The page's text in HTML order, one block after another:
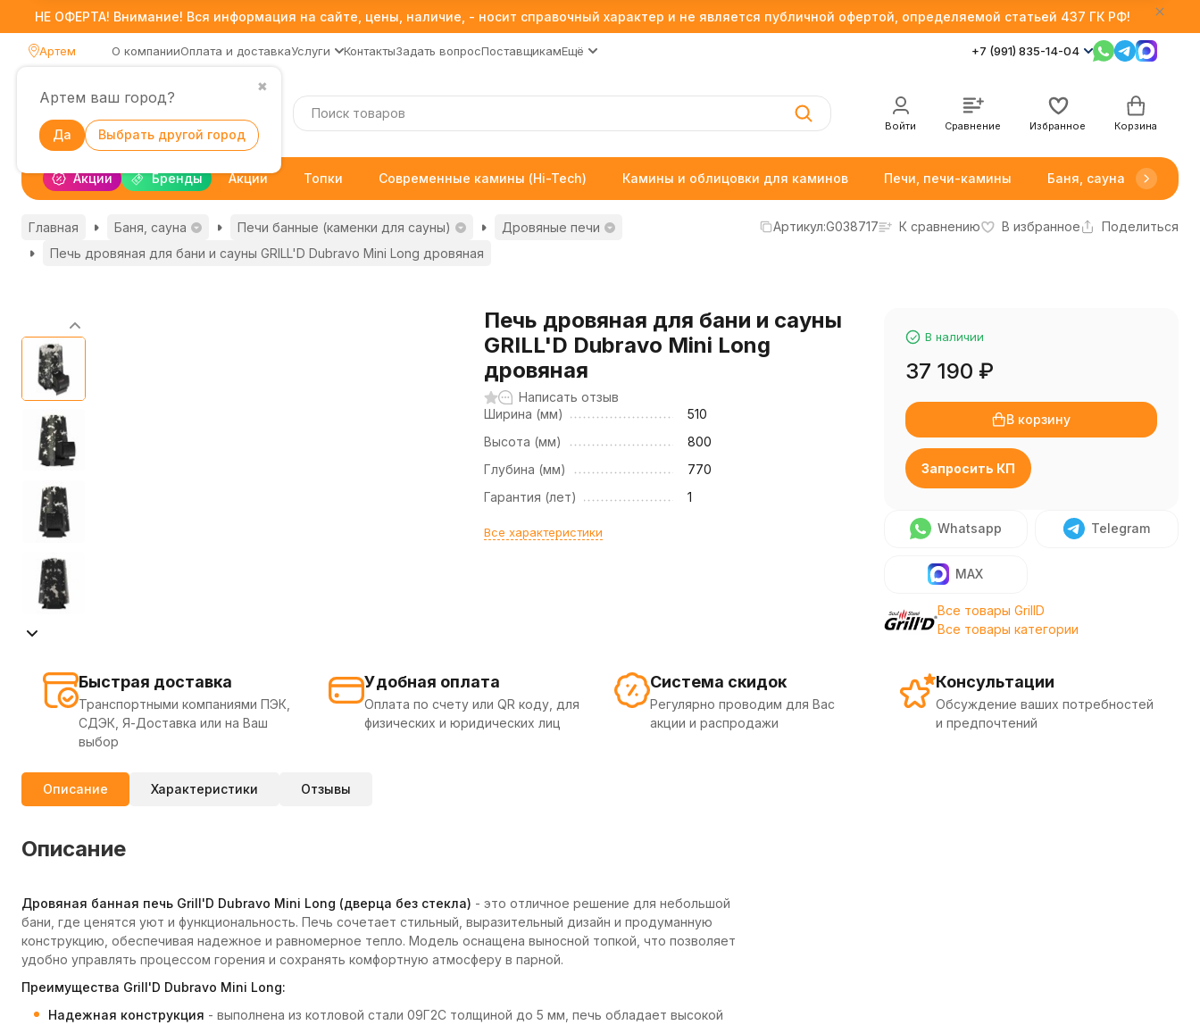
НЕ ОФЕРТА! Внимание! Вся информация на сайте, цены, наличие, - носит справочный характер и не является публичной офертой, определяемой статьей 437 ГК РФ!
Артем
✖
Артем ваш город?
Да Выбрать другой город
О компанииОплата и доставкаУслуги КонтактыЗадать вопросПоставщикамЕщё +7 (991) 835-14-04
Войти Сравнение Избранное Корзина
Акции Бренды Акции Топки Современные камины (Hi-Tech) Камины и облицовки для каминов Печи, печи-камины Баня, сауна
Главная Баня, сауна Печи банные (каменки для сауны)
Дровяные печи
Печь дровяная для бани и сауны GRILL'D Dubravo Mini Long дровяная
Артикул:G038717 К сравнению В избранное Поделиться
Печь дровяная для бани и сауны
GRILL'D Dubravo Mini Long
дровяная
Написать отзыв
Ширина (мм)
510
Высота (мм)
800
Глубина (мм)
770
Гарантия (лет)
1
Все характеристики
В наличии
37 190 ₽
В корзину
Запросить КП
Whatsapp Telegram
MAX
Все товары GrillD
Все товары категории
Быстрая доставка
Транспортными компаниями ПЭК,
СДЭК, Я-Доставка или на Ваш
выбор
Удобная оплата
Оплата по счету или QR коду, для
физических и юридических лиц
Система скидок
Регулярно проводим для Вас
акции и распродажи
Консультации
Обсуждение ваших потребностей
и предпочтений
Описание Характеристики Отзывы
Описание
Дровяная банная печь Grill'D Dubravo Mini Long (дверца без стекла) - это отличное решение для небольшой
бани, где ценятся уют и функциональность. Печь сочетает стильный, выразительный дизайн и продуманную
конструкцию, обеспечивая надежное и равномерное тепло. Модель оснащена выносной топкой, что позволяет
удобно управлять процессом горения и сохранять комфортную атмосферу в парной.
Преимущества Grill'D Dubravo Mini Long:
Надежная конструкция - выполнена из котловой стали 09Г2С толщиной до 5 мм, печь обладает высокой